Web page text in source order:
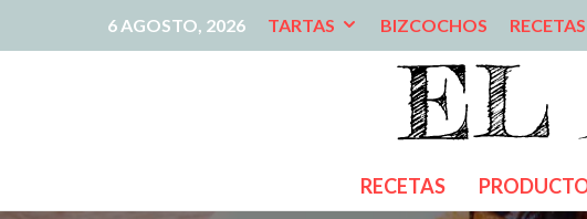
6 AGOSTO, 2026 TARTAS BIZCOCHOS
RECETAS